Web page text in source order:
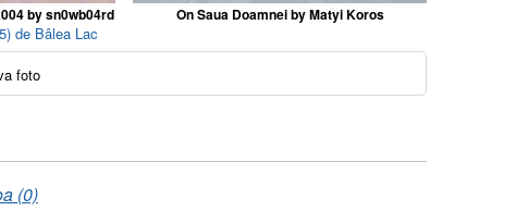
by sn0wb04rd On Saua Doamnei by Matyi Koros
de Bâlea Lac
foto
(0)